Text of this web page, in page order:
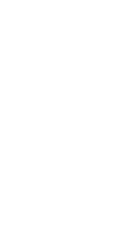
Vorhabens
schriftlichen
Verfügung,
anpasst,